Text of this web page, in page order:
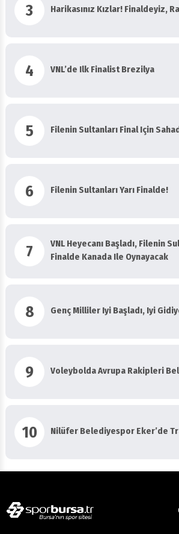
3 Harikasınız Kızlar! Finaldeyiz,
4 VNL’de Ilk Finalist Brezilya
5 Filenin Sultanları Final Için
6 Filenin Sultanları Yarı Finalde!
7
VNL Heyecanı Başladı, Filenin
Finalde Kanada Ile Oynayacak
8 Genç Milliler Iyi Başladı, Iyi
9 Voleybolda Avrupa Rakipleri
10 Nilüfer Belediyespor Eker’de